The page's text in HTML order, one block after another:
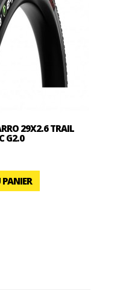
29X2.6 TRAIL
G2.0
PANIER